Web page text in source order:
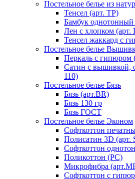
Постельное белье из
Тенсел (арт. ТР)
Бамбук однотонный
Лен с хлопком (арт.
Тенсел жаккард с
Постельное белье
Перкаль с гипюром
Сатин с вышивкой,
110)
Постельное белье Бязь
Бязь (арт.BR)
Бязь 130 гр
Бязь ГОСТ
Постельное белье Эконом
Софткоттон
Полисатин 3D (арт.
Софткоттон
Поликоттон (PC)
Микрофибра
Софткоттон с